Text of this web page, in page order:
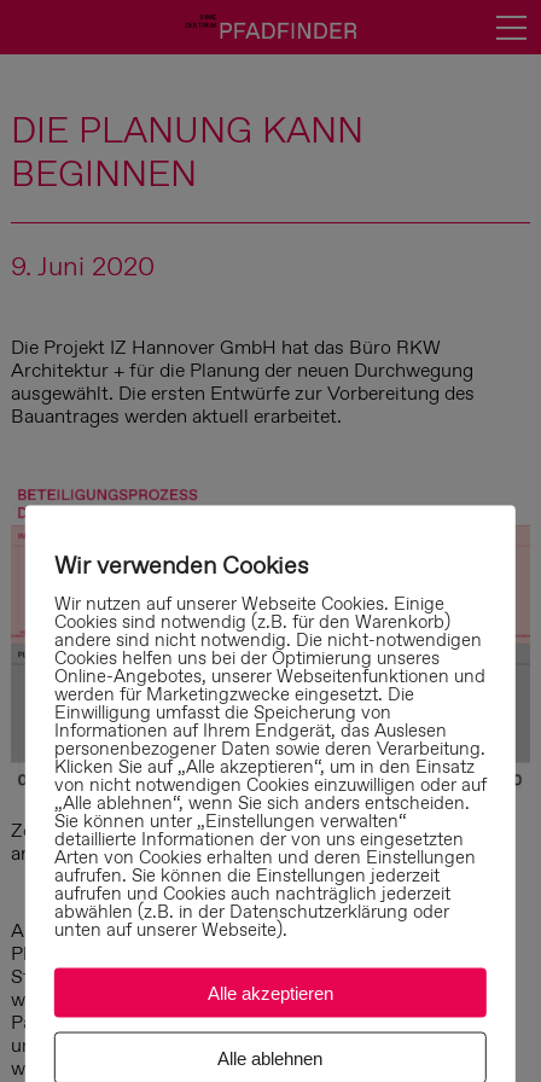
Deine Meinung?
Über uns
Ihme-Zentrum
Führung buchen
Downloads / Verweise
Kontakt
Datenschutz
DIE PLANUNG KANN
BEGINNEN
9. Juni 2020
Die Projekt IZ Hannover GmbH hat das Büro RKW
Architektur + für die Planung der neuen Durchwegung
ausgewählt. Die ersten Entwürfe zur Vorbereitung des
Bauantrages werden aktuell erarbeitet.
Zeitplan des Beteiligungsprozesses (zum Vergrößern bitte
anklicken)
Auf der Grundlage von Varianten sollen die
Planungsüberlegungen der Architekt*innen der
Stadtöffentlichkeit erläutert und zur Diskussion gestellt
werden. Aufgrund der Rahmenbedingungen der Corona-
Pandemie ist eine große öffentliche Versammlung – wie
ursprünglich geplant – leider nicht möglich. Stattdessen
wird es verschiedene Beteiligungsmöglichkeiten – online
Wir verwenden Cookies
Wir nutzen auf unserer Webseite Cookies. Einige
Cookies sind notwendig (z.B. für den Warenkorb)
andere sind nicht notwendig. Die nicht-notwendigen
Cookies helfen uns bei der Optimierung unseres
Online-Angebotes, unserer Webseitenfunktionen und
werden für Marketingzwecke eingesetzt. Die
Einwilligung umfasst die Speicherung von
Informationen auf Ihrem Endgerät, das Auslesen
personenbezogener Daten sowie deren Verarbeitung.
Klicken Sie auf „Alle akzeptieren“, um in den Einsatz
von nicht notwendigen Cookies einzuwilligen oder auf
„Alle ablehnen“, wenn Sie sich anders entscheiden.
Sie können unter „Einstellungen verwalten“
detaillierte Informationen der von uns eingesetzten
Arten von Cookies erhalten und deren Einstellungen
aufrufen. Sie können die Einstellungen jederzeit
aufrufen und Cookies auch nachträglich jederzeit
abwählen (z.B. in der Datenschutzerklärung oder
unten auf unserer Webseite).
Alle akzeptieren
Alle ablehnen